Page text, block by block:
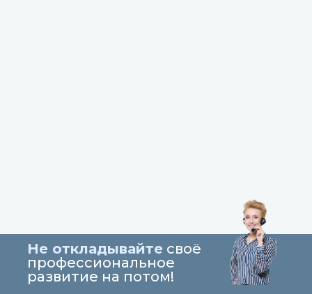
Не откладывайте своё
профессиональное
развитие на потом!